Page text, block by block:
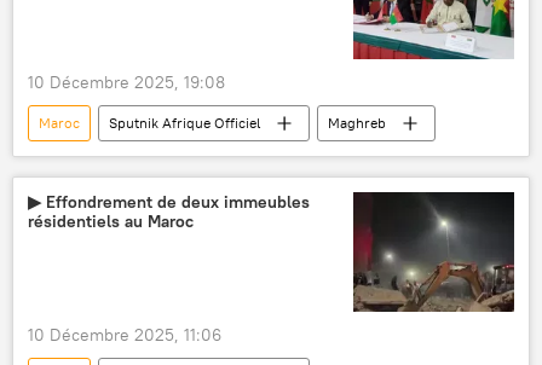
10 Décembre 2025, 19:08
Maroc Sputnik Afrique Officiel Maghreb
▶ Effondrement de deux immeubles
résidentiels au Maroc
10 Décembre 2025, 11:06